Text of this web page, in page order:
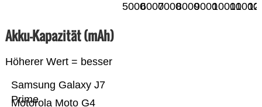
500060007000800090001000011000
Akku-Kapazität (mAh)
Höherer Wert = besser
Motorola Moto G4
Samsung Galaxy J7
Prime